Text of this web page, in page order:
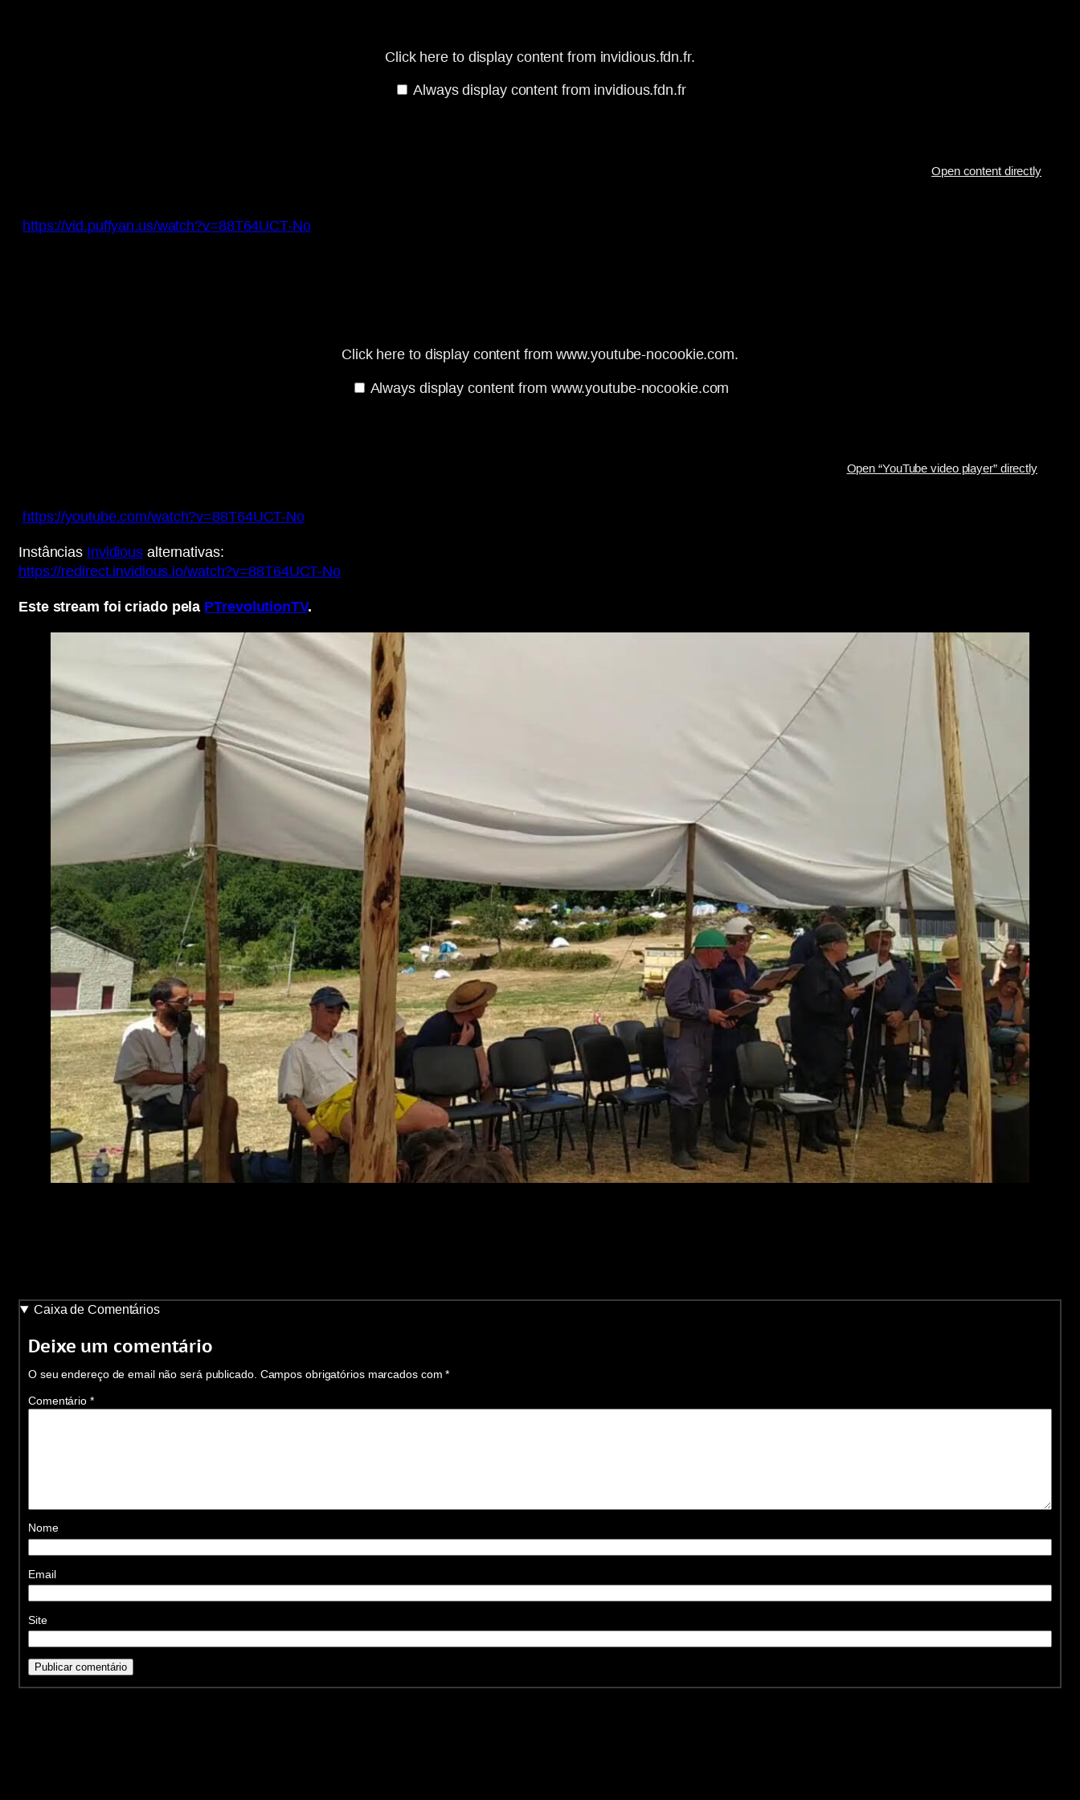
Click here to display content from invidious.fdn.fr.
Always display content from invidious.fdn.fr
Open content directly
https://vid.puffyan.us/watch?v=88T64UCT-No
Click here to display content from www.youtube-nocookie.com.
Always display content from www.youtube-nocookie.com
Open “YouTube video player” directly
https://youtube.com/watch?v=88T64UCT-No
Instâncias Invidious alternativas:
https://redirect.invidious.io/watch?v=88T64UCT-No
Este stream foi criado pela PTrevolutionTV.
Caixa de Comentários
Deixe um comentário
O seu endereço de email não será publicado. Campos obrigatórios marcados com*
Comentário *
Nome
Email
Site